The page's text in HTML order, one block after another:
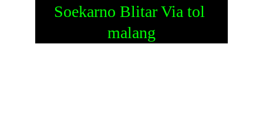
Soekarno Blitar Via tol
malang